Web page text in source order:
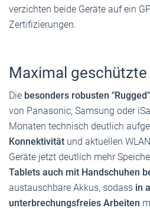
verzichten beide Geräte auf ein
Zertifizierungen.
Maximal
Die besonders robusten
von Panasonic, Samsung oder
Monaten technisch deutlich
Konnektivität und aktuellen
Geräte jetzt deutlich mehr
Tablets auch mit Handschuhen
austauschbare Akkus, sodass in
unterbrechungsfreies Arbeiten